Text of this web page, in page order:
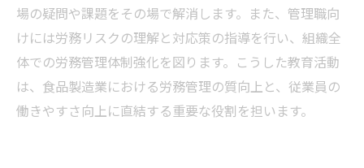
場の疑問や課題をその場で解消します。また、管理職向
けには労務リスクの理解と対応策の指導を行い、組織全
体での労務管理体制強化を図ります。こうした教育活動
は、食品製造業における労務管理の質向上と、従業員の
働きやすさ向上に直結する重要な役割を担います。